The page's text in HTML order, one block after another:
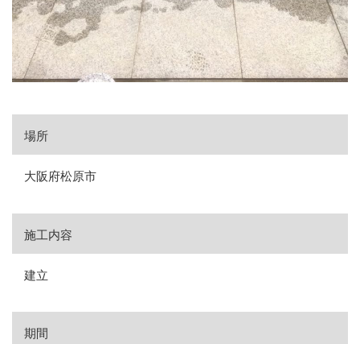
場所
大阪府松原市
施工内容
建立
期間